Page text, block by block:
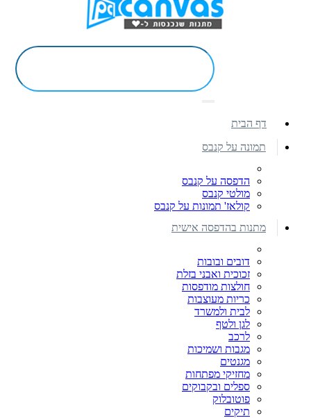
דף הבית
תמונה על קנבס
הדפסה על קנבס
מולטי קנבס
קולאז' תמונות על קנבס
מתנות בהדפסה אישית
דובים ובובות
זכוכית ואבני בזלת
חולצות מודפסות
כריות מעוצבות
לבית ולמשרד
לגן ולטף
לרכב
מגבות ושמיכות
מגנטים
מחזיקי מפתחות
ספלים ובקבוקים
פוטובלוק
תיקים